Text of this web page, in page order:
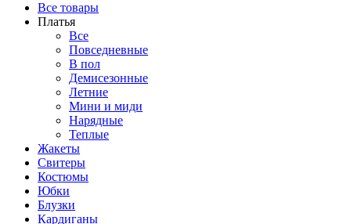
Все товары
Платья
Все
Повседневные
В пол
Демисезонные
Летние
Мини и миди
Нарядные
Теплые
Жакеты
Свитеры
Костюмы
Юбки
Блузки
Кардиганы